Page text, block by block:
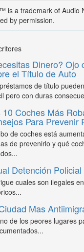
is a trademark of Audio
by permission.
Dinero? Ojo
el Título de Auto
de título
pero con duras
10 Coches Más
Para Prevenir
de coches está
de prevenirlo y qué
Detención
cuales son ilegales
Mas
de los peores lugares